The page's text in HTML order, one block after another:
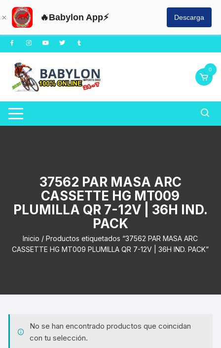
🔥Babylon App⚡ Descarga
Saltar
al
contenido
0
37562 PAR MASA ARC
CASSETTE HG MT009
PLUMILLA QR 7-12V | 36H IND.
PACK
Inicio / Productos etiquetados “37562 PAR MASA ARC
CASSETTE HG MT009 PLUMILLA QR 7-12V | 36H IND. PACK”
No se han encontrado productos que coincidan
con tu selección.